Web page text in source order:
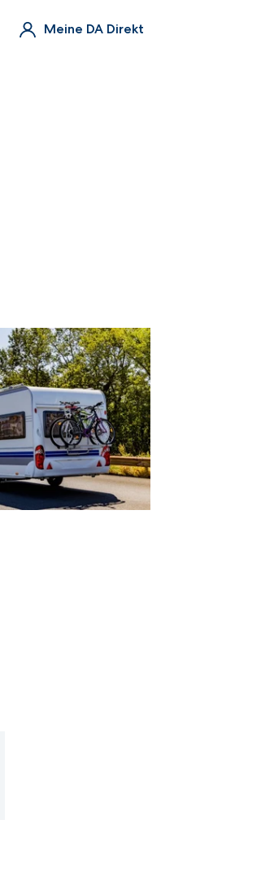
Meine DA Direkt